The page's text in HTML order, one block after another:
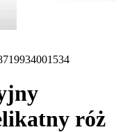
róż